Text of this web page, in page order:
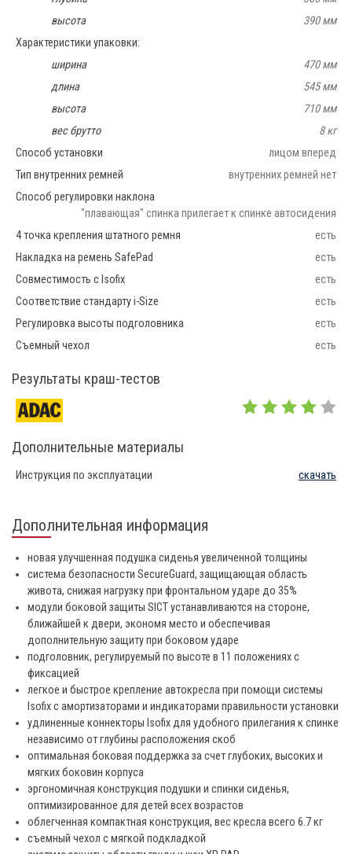
высота
390 мм
Характеристики упаковки:
ширина
470 мм
длина
545 мм
высота
710 мм
вес брутто
8 кг
Способ установки
лицом вперед
Тип внутренних ремней
внутренних ремней нет
Способ регулировки наклона
"плавающая" спинка прилегает к спинке автосидения
4 точка крепления штатного ремня
есть
Накладка на ремень SafePad
есть
Совместимость с Isofix
есть
Соответствие стандарту i-Size
есть
Регулировка высоты подголовника
есть
Съемный чехол
есть
Результаты краш-тестов
Дополнительные материалы
Инструкция по эксплуатации скачать
Дополнительная информация
новая улучшенная подушка сиденья увеличенной толщины
система безопасности SecureGuard, защищающая область
живота, снижая нагрузку при фронтальном ударе до 35%
модули боковой защиты SICT устанавливаются на стороне,
ближайшей к двери, экономя место и обеспечивая
дополнительную защиту при боковом ударе
подголовник, регулируемый по высоте в 11 положениях с
фиксацией
легкое и быстрое крепление автокресла при помощи системы
Isofix с амортизаторами и индикаторами правильности установки
удлиненные коннекторы Isofix для удобного прилегания к спинке
независимо от глубины расположения скоб
оптимальная боковая поддержка за счет глубоких, высоких и
мягких боковин корпуса
эргономичная конструкция подушки и спинки сиденья,
оптимизированное для детей всех возрастов
облегченная компактная конструкция, вес кресла всего 6.7 кг
съемный чехол с мягкой подкладкой